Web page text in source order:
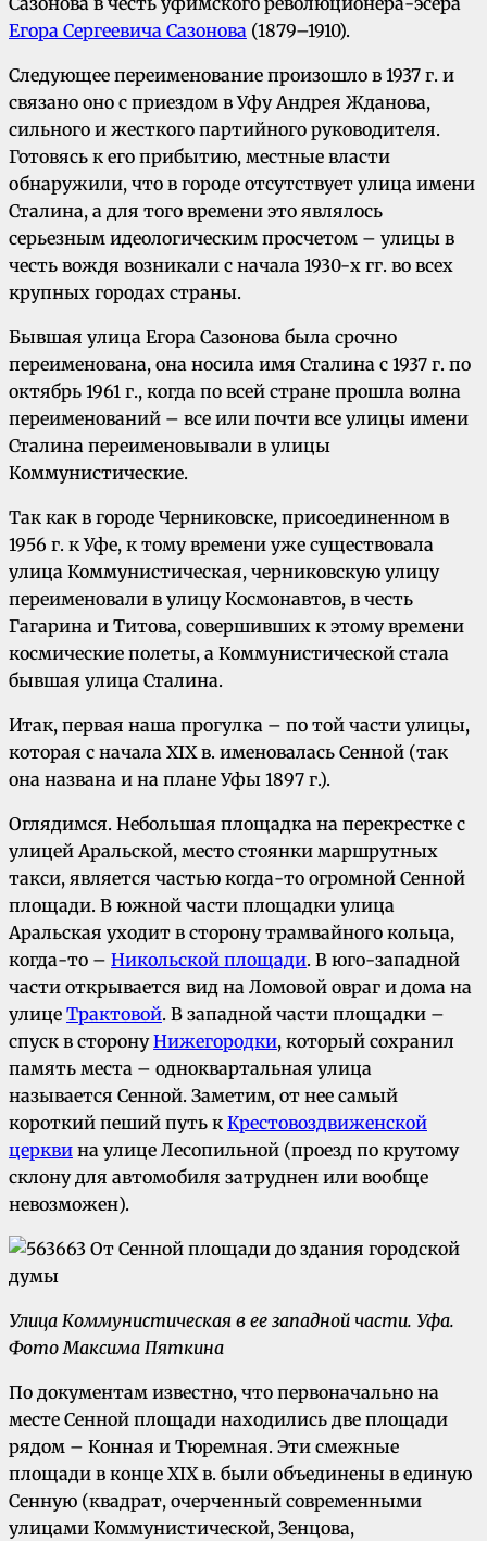
Егора Сергеевича Сазонова (1879–1910).
Следующее переименование произошло в 1937 г. и
связано оно с приездом в Уфу Андрея Жданова,
сильного и жесткого партийного руководителя.
Готовясь к его прибытию, местные власти
обнаружили, что в городе отсутствует улица имени
Сталина, а для того времени это являлось
серьезным идеологическим просчетом – улицы в
честь вождя возникали с начала 1930-х гг. во всех
крупных городах страны.
Бывшая улица Егора Сазонова была срочно
переименована, она носила имя Сталина с 1937 г. по
октябрь 1961 г., когда по всей стране прошла волна
переименований – все или почти все улицы имени
Сталина переименовывали в улицы
Коммунистические.
Так как в городе Черниковске, присоединенном в
1956 г. к Уфе, к тому времени уже существовала
улица Коммунистическая, черниковскую улицу
переименовали в улицу Космонавтов, в честь
Гагарина и Титова, совершивших к этому времени
космические полеты, а Коммунистической стала
бывшая улица Сталина.
Итак, первая наша прогулка – по той части улицы,
которая с начала XIX в. именовалась Сенной (так
она названа и на плане Уфы 1897 г.).
Оглядимся. Небольшая площадка на перекрестке с
улицей Аральской, место стоянки маршрутных
такси, является частью когда-то огромной Сенной
площади. В южной части площадки улица
Аральская уходит в сторону трамвайного кольца,
когда-то – Никольской площади. В юго-западной
части открывается вид на Ломовой овраг и дома на
улице Трактовой. В западной части площадки –
спуск в сторонуНижегородки, который сохранил
память места – одноквартальная улица
называется Сенной. Заметим, от нее самый
короткий пеший путь к Крестовоздвиженской
церкви на улице Лесопильной (проезд по крутому
склону для автомобиля затруднен или вообще
невозможен).
Улица Коммунистическая в ее западной части. Уфа.
Фото Максима Пяткина
По документам известно, что первоначально на
месте Сенной площади находились две площади
рядом – Конная и Тюремная. Эти смежные
площади в конце XIX в. были объединены в единую
Сенную (квадрат, очерченный современными
улицами Коммунистической, Зенцова,